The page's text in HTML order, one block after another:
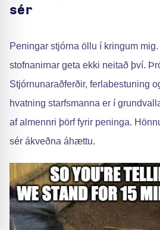
sér
Peningar stjórna öllu í kringum
stofnanirnar geta ekki neitað því.
Stjórnunaraðferðir, ferlabestuning
hvatning starfsmanna er í
af almennri þörf fyrir peninga.
sér ákveðna áhættu.